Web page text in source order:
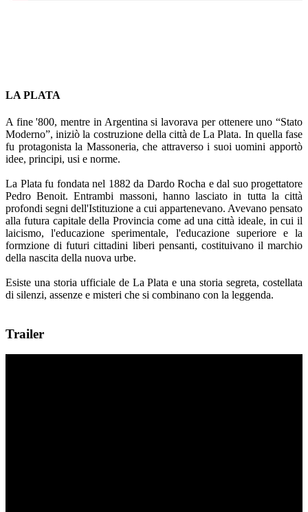
LA PLATA
A fine '800, mentre in Argentina si lavorava per ottenere uno “Stato
Moderno”, iniziò la costruzione della città de La Plata. In quella fase
fu protagonista la Massoneria, che attraverso i suoi uomini apportò
idee, principi, usi e norme.
La Plata fu fondata nel 1882 da Dardo Rocha e dal suo progettatore
Pedro Benoit. Entrambi massoni, hanno lasciato in tutta la città
profondi segni dell'Istituzione a cui appartenevano. Avevano pensato
alla futura capitale della Provincia come ad una città ideale, in cui il
laicismo, l'educazione sperimentale, l'educazione superiore e la
formzione di futuri cittadini liberi pensanti, costituivano il marchio
della nascita della nuova urbe.
Esiste una storia ufficiale de La Plata e una storia segreta, costellata
di silenzi, assenze e misteri che si combinano con la leggenda.
Trailer